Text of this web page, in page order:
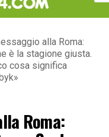
alla Roma:
è la stagione giusta.
cosa significa
Roma: